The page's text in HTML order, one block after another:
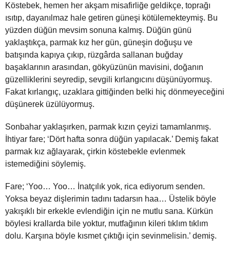
Köstebek, hemen her akşam misafirliğe geldikçe, toprağı
ısıtıp, dayanılmaz hale getiren güneşi kötülemekteymiş. Bu
yüzden düğün mevsim sonuna kalmış. Düğün günü
yaklaştıkça, parmak kız her gün, güneşin doğuşu ve
batışında kapıya çıkıp, rüzgârda sallanan buğday
başaklarının arasından, gökyüzünün mavisini, doğanın
güzelliklerini seyredip, sevgili kırlangıcını düşünüyormuş.
Fakat kırlangıç, uzaklara gittiğinden belki hiç dönmeyeceğini
düşünerek üzülüyormuş.
Sonbahar yaklaşırken, parmak kızın çeyizi tamamlanmış.
İhtiyar fare; ‘Dört hafta sonra düğün yapılacak.’ Demiş fakat
parmak kız ağlayarak, çirkin köstebekle evlenmek
istemediğini söylemiş.
Fare; ‘Yoo… Yoo… İnatçılık yok, rica ediyorum senden.
Yoksa beyaz dişlerimin tadını tadarsın haa… Üstelik böyle
yakışıklı bir erkekle evlendiğin için ne mutlu sana. Kürkün
böylesi krallarda bile yoktur, mutfağının kileri tıklım tıklım
dolu. Karşına böyle kısmet çıktığı için sevinmelisin.’ demiş.